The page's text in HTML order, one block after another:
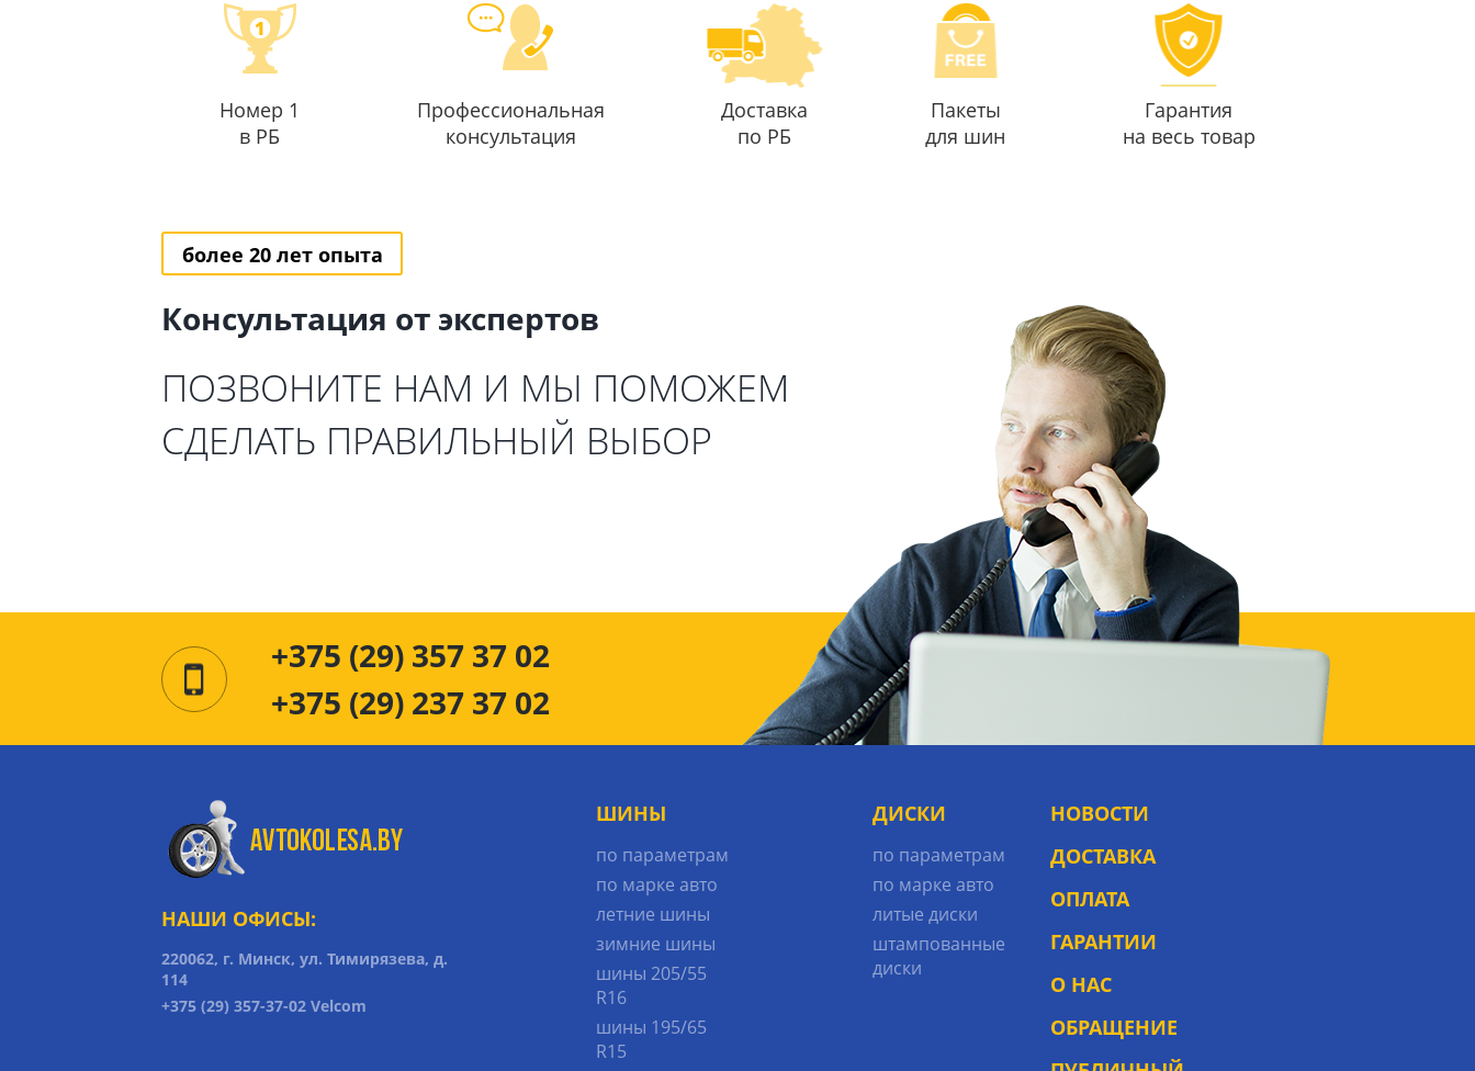
Номер 1
в РБ
Профессиональная
консультация
Доставка
по РБ
Пакеты
для шин
Гарантия
на весь товар
более 20 лет опыта
Консультация от экспертов
ПОЗВОНИТЕ НАМ И МЫ ПОМОЖЕМ
СДЕЛАТЬ ПРАВИЛЬНЫЙ ВЫБОР
+375 (29) 357 37 02
+375 (29) 237 37 02
НАШИ ОФИСЫ:
220062, г. Минск, ул. Тимирязева, д.
114
+375 (29) 357-37-02 Velcom
ШИНЫ
по параметрам
по марке авто
летние шины
зимние шины
шины 205/55
R16
шины 195/65
R15
ДИСКИ
по параметрам
по марке авто
литые диски
штампованные
диски
НОВОСТИ
ДОСТАВКА
ОПЛАТА
ГАРАНТИИ
О НАС
ОБРАЩЕНИЕ